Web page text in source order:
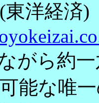
東洋経済)
がら約
能な唯